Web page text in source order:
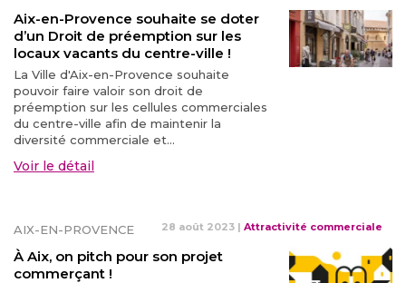
Aix-en-Provence souhaite se doter
d’un Droit de préemption sur les
locaux vacants du centre-ville !
La Ville d'Aix-en-Provence souhaite
pouvoir faire valoir son droit de
préemption sur les cellules commerciales
du centre-ville afin de maintenir la
diversité commerciale et...
Voir le détail
AIX-EN-PROVENCE 28 août 2023 | Attractivité commerciale
À Aix, on pitch pour son projet
commerçant !